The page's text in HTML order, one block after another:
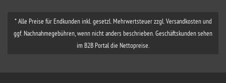
* Alle Preise für Endkunden inkl. gesetzl. Mehrwertsteuer zzgl. Versandkosten und
ggf. Nachnahmegebühren, wenn nicht anders beschrieben. Geschäftskunden sehen
im B2B Portal die Nettopreise.